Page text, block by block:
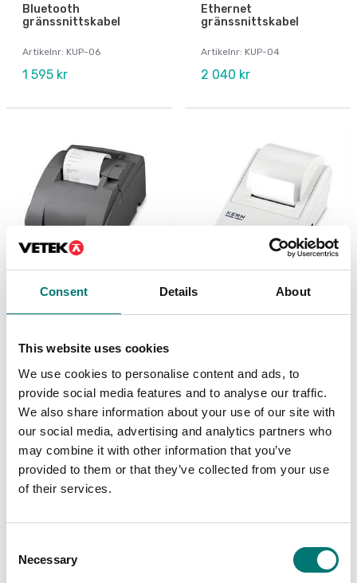
Consent Details About
This website uses cookies
We use cookies to personalise content and ads, to
provide social media features and to analyse our traffic.
We also share information about your use of our site with
our social media, advertising and analytics partners who
may combine it with other information that you’ve
provided to them or that they’ve collected from your use
of their services.
Selection
Necessary
Bluetooth
gränssnittskabel
Artikelnr: KUP-06
1 595 kr
Ethernet
gränssnittskabel
Artikelnr: KUP-04
2 040 kr
9 670 kr
Artikelnr: 911-013
6 080 kr